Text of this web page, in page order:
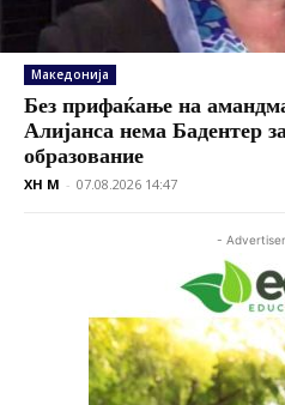
Македонија
Без прифаќање на
Алијанса нема Бадентер
образование
XH M - 07.08.2026 14:47
-